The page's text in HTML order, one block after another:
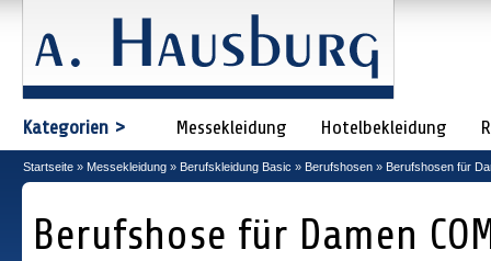
Kategorien > Messekleidung Hotelbekleidung
Startseite » Messekleidung » Berufskleidung Basic » Berufshosen » Berufshosen für
Berufshose für Damen